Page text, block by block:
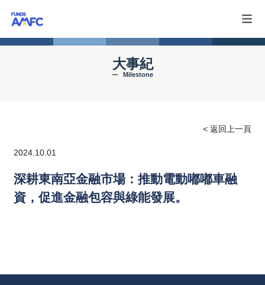
大事紀
Milestone
< 返回上一頁
2024.10.01
深耕東南亞金融市場：推動電動嘟嘟車融
資，促進金融包容與綠能發展。